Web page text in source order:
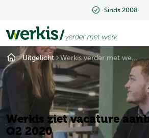
Sinds 2008
Uitgelicht Werkis verder met we...
Werkis ziet vacature
Q2 2020